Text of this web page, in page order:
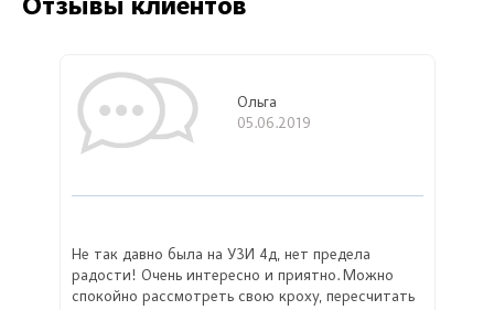
Отзывы клиентов
Ольга
05.06.2019
Не так давно была на УЗИ 4д, нет предела
радости! Очень интересно и приятно. Можно
спокойно рассмотреть свою кроху, пересчитать